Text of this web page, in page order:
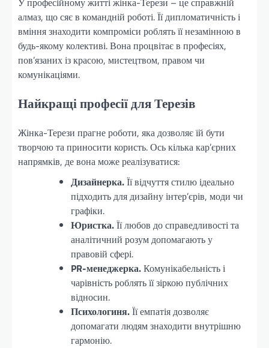
алмаз, що сяє в командній роботі. Її дипломатичність і
вміння знаходити компроміси роблять її незамінною в
будь-якому колективі. Вона процвітає в професіях,
пов’язаних із красою, мистецтвом, правом чи
комунікаціями.
Найкращі професії для Терезів
Жінка-Терези прагне роботи, яка дозволяє їй бути
творчою та приносити користь. Ось кілька кар’єрних
напрямків, де вона може реалізуватися:
Дизайнерка.Її відчуття стилю ідеально
підходить для дизайну інтер’єрів, моди чи
графіки.
Юристка.Її любов до справедливості та
аналітичний розум допомагають у
правовій сфері.
PR-менеджерка.Комунікабельність і
чарівність роблять її зіркою публічних
відносин.
Психологиня.Її емпатія дозволяє
допомагати людям знаходити внутрішню
гармонію.